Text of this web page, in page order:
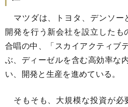
マツダは、トヨタ、デンソー
開発を行う新会社を設立した
合唱の中、「スカイアクティブ
ぶ、ディーゼルを含む高効率な
い、開発と生産を進めている。
そもそも、大規模な投資が必